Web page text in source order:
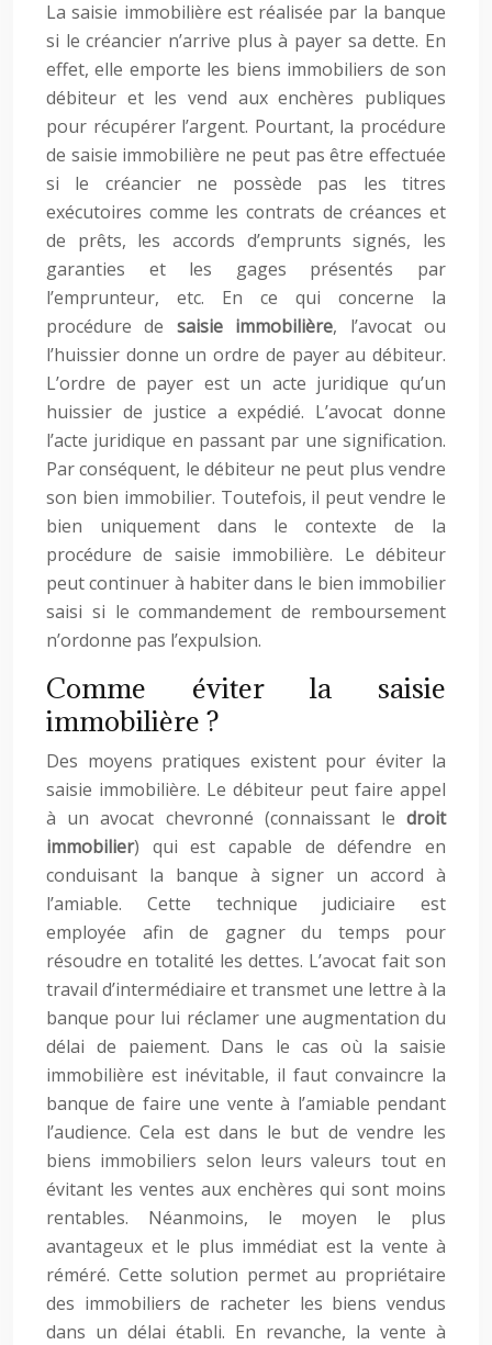
La saisie immobilière est réalisée par la banque
si le créancier n’arrive plus à payer sa dette. En
effet, elle emporte les biens immobiliers de son
débiteur et les vend aux enchères publiques
pour récupérer l’argent. Pourtant, la procédure
de saisie immobilière ne peut pas être effectuée
si le créancier ne possède pas les titres
exécutoires comme les contrats de créances et
de prêts, les accords d’emprunts signés, les
garanties et les gages présentés par
l’emprunteur, etc. En ce qui concerne la
procédure de saisie immobilière, l’avocat ou
l’huissier donne un ordre de payer au débiteur.
L’ordre de payer est un acte juridique qu’un
huissier de justice a expédié. L’avocat donne
l’acte juridique en passant par une signification.
Par conséquent, le débiteur ne peut plus vendre
son bien immobilier. Toutefois, il peut vendre le
bien uniquement dans le contexte de la
procédure de saisie immobilière. Le débiteur
peut continuer à habiter dans le bien immobilier
saisi si le commandement de remboursement
n’ordonne pas l’expulsion.
Comme éviter la saisie
immobilière ?
Des moyens pratiques existent pour éviter la
saisie immobilière. Le débiteur peut faire appel
à un avocat chevronné (connaissant le droit
immobilier) qui est capable de défendre en
conduisant la banque à signer un accord à
l’amiable. Cette technique judiciaire est
employée afin de gagner du temps pour
résoudre en totalité les dettes. L’avocat fait son
travail d’intermédiaire et transmet une lettre à la
banque pour lui réclamer une augmentation du
délai de paiement. Dans le cas où la saisie
immobilière est inévitable, il faut convaincre la
banque de faire une vente à l’amiable pendant
l’audience. Cela est dans le but de vendre les
biens immobiliers selon leurs valeurs tout en
évitant les ventes aux enchères qui sont moins
rentables. Néanmoins, le moyen le plus
avantageux et le plus immédiat est la vente à
réméré. Cette solution permet au propriétaire
des immobiliers de racheter les biens vendus
dans un délai établi. En revanche, la vente à